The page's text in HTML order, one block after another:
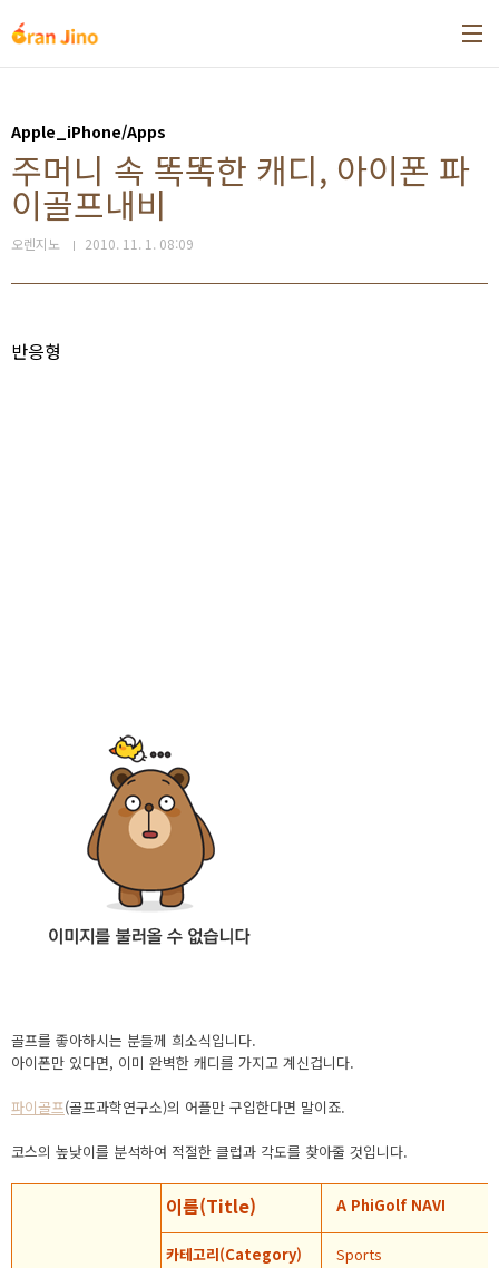
Apple_iPhone/Apps
주머니 속 똑똑한 캐디, 아이폰 파
이골프내비
오렌지노 2010. 11. 1. 08:09
반응형
골프를 좋아하시는 분들께 희소식입니다.
아이폰만 있다면, 이미 완벽한 캐디를 가지고 계신겁니다.
파이골프(골프과학연구소)의 어플만 구입한다면 말이죠.
코스의 높낮이를 분석하여 적절한 클럽과 각도를 찾아줄 것입니다.
이름(Title) A PhiGolf NAVI
카테고리(Category) Sports